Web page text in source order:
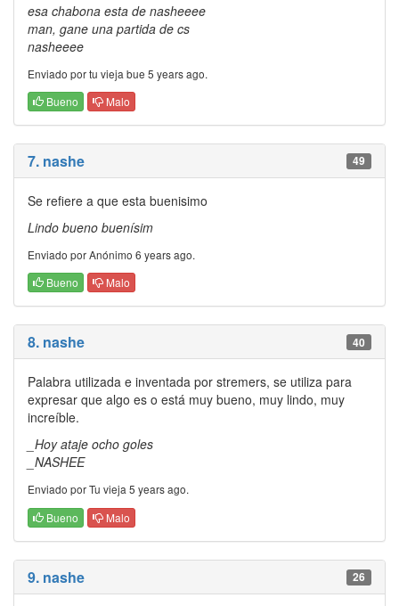
esa chabona esta de nasheeee
man, gane una partida de cs
nasheeee
Enviado por tu vieja bue 5 years ago.
Bueno
Malo
7. nashe 49
Se refiere a que esta buenisimo
Lindo bueno buenísim
Enviado por Anónimo 6 years ago.
Bueno
Malo
8. nashe 40
Palabra utilizada e inventada por stremers, se utiliza para
expresar que algo es o está muy bueno, muy lindo, muy
increíble.
_Hoy ataje ocho goles
_NASHEE
Enviado por Tu vieja 5 years ago.
Bueno
Malo
9. nashe 26